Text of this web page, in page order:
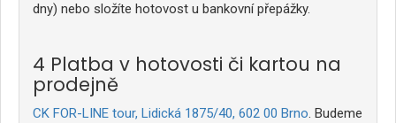
dny) nebo složíte hotovost u bankovní přepážky.
Platba v hotovosti či kartou na
prodejně
CK FOR-LINE tour, Lidická 1875/40, 602 00 Brno. Budeme